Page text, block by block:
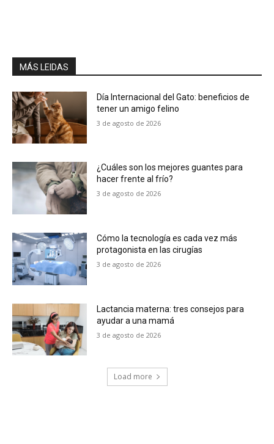
MÁS LEIDAS
Día Internacional del Gato: beneficios de
tener un amigo felino
3 de agosto de 2026
¿Cuáles son los mejores guantes para
hacer frente al frío?
3 de agosto de 2026
Cómo la tecnología es cada vez más
protagonista en las cirugías
3 de agosto de 2026
Lactancia materna: tres consejos para
ayudar a una mamá
3 de agosto de 2026
Load more